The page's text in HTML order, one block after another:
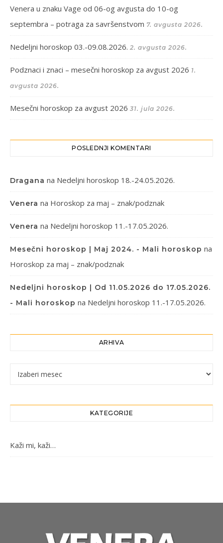
Venera u znaku Vage od 06-og avgusta do 10-og
septembra – potraga za savršenstvom 7. avgusta 2026.
Nedeljni horoskop 03.-09.08.2026. 2. avgusta 2026.
Podznaci i znaci – mesečni horoskop za avgust 2026 1.
avgusta 2026.
Mesečni horoskop za avgust 2026 31. jula 2026.
POSLEDNJI KOMENTARI
Dragana na Nedeljni horoskop 18.-24.05.2026.
Venera na Horoskop za maj – znak/podznak
Venera na Nedeljni horoskop 11.-17.05.2026.
Mesečni horoskop | Maj 2024. - Mali horoskop na
Horoskop za maj – znak/podznak
Nedeljni horoskop | Od 11.05.2026 do 17.05.2026.
- Mali horoskop na Nedeljni horoskop 11.-17.05.2026.
ARHIVA
Arhiva
KATEGORIJE
Kaži mi, kaži…